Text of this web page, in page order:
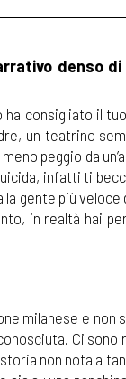
denso di
consigliato il
un teatrino
peggio da
infatti ti
la gente più
in realtà hai
milanese e non
Ci
non nota a